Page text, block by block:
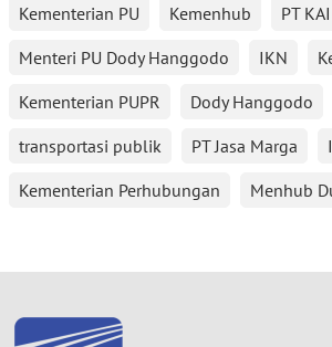
Kementerian PU Kemenhub PT KAI
Menteri PU Dody Hanggodo
IKN
Kementerian PUPR
Dody Hanggodo
transportasi publik
PT Jasa Marga
Kementerian Perhubungan
Menhub